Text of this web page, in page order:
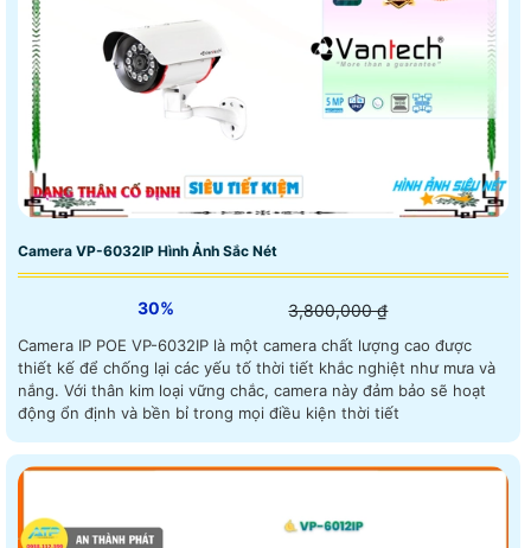
Camera VP-6032IP Hình Ảnh Sắc Nét
30% 3,800,000 ₫
Camera IP POE VP-6032IP là một camera chất lượng cao được
thiết kế để chống lại các yếu tố thời tiết khắc nghiệt như mưa và
nắng. Với thân kim loại vững chắc, camera này đảm bảo sẽ hoạt
động ổn định và bền bỉ trong mọi điều kiện thời tiết